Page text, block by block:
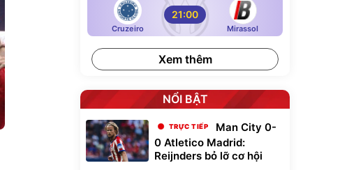
Cruzeiro
21:00
Mirassol
Xem thêm
NỔI BẬT
0 Atletico Madrid:
Reijnders bỏ lỡ cơ hội